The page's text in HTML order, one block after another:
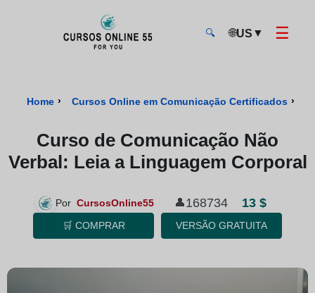
🔍 🌐US ▼ ☰
Home › Cursos Online em Comunicação Certificados ›
Curso de Comunicação Não
Verbal: Leia a Linguagem Corporal
Por CursosOnline55 👤168734 13 $
🛒 COMPRAR VERSÃO GRATUITA